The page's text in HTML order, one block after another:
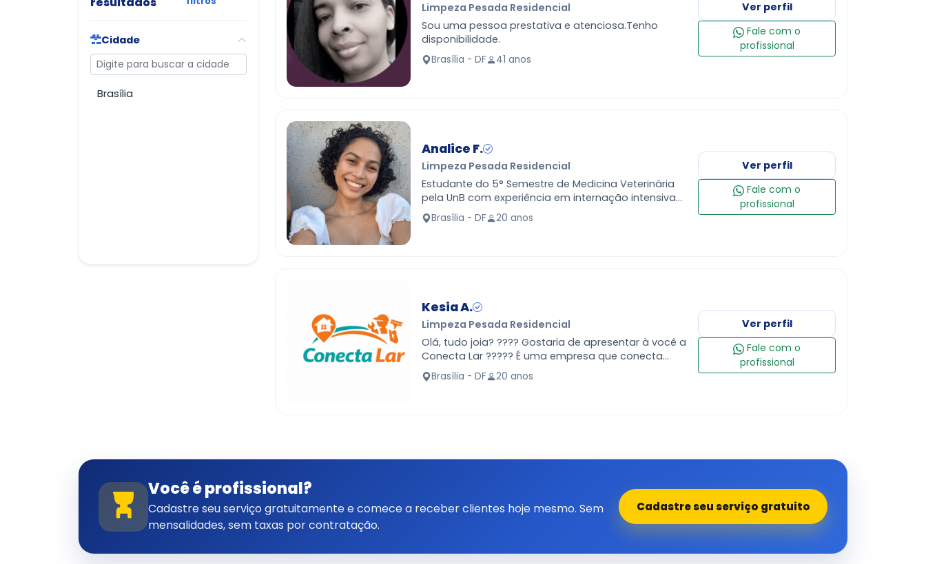
Cidade
Buscar cidade
Brasília
Limpeza Pesada Residencial
Sou uma pessoa prestativa e atenciosa.Tenho
disponibilidade.
Brasília - DF 41 anos
Ver perfil
Fale com o
profissional
Analice F.
Limpeza Pesada Residencial
Estudante do 5° Semestre de Medicina Veterinária
pela UnB com experiência em internação intensiva
UTI. Tenho 3 cachorros e 4 gatose procuro
oportunidades de t…
Brasília - DF 20 anos
Ver perfil
Fale com o
profissional
Kesia A.
Limpeza Pesada Residencial
Olá, tudo joia? ???? Gostaria de apresentar à você a
Conecta Lar ????? É uma empresa que conecta
vocês a profissionais de confiança para o dia a dia,
co…
Brasília - DF 20 anos
Ver perfil
Fale com o
profissional
Você é profissional?
Cadastre seu serviço gratuitamente e comece a receber clientes hoje mesmo. Sem
mensalidades, sem taxas por contratação.
Cadastre seu serviço gratuito